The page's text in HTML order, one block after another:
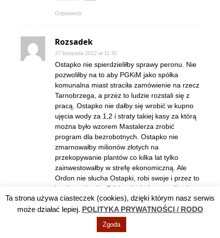
Odpowiedz
Rozsadek
27 listopada 2012 at 11:30
Ostapko nie spierdzieliłby sprawy peronu. Nie
pozwoliłby na to aby PGKiM jako spółka
komunalna miast straciła zamówienie na rzecz
Tarnobrzega, a przez to ludzie rozstali się z
pracą. Ostapko nie dałby się wrobić w kupno
ujęcia wody za 1,2 i straty takiej kasy za którą
można było wzorem Mastalerza zrobić
program dla bezrobotnych. Ostapko nie
zmarnowałby milionów złotych na
przekopywanie plantów co kilka lat tylko
zainwestowałby w strefę ekonomiczną. Ale
Ordon nie słucha Ostapki, robi swoje i przez to
jest bezrobocie. Gdyby słuchał opozycji to by
takiej popeliny nie było. Dlatego, trzeba
Ordona zmienić. A twój kwik na forum to tylko
lęk przez zbliżającym się i nieuchronnym
oderwaniem waszej ekipki od koryta.
Ta strona używa ciasteczek (cookies), dzięki którym nasz serwis
może działać lepiej. POLITYKA PRYWATNOŚCI / RODO
Zgoda